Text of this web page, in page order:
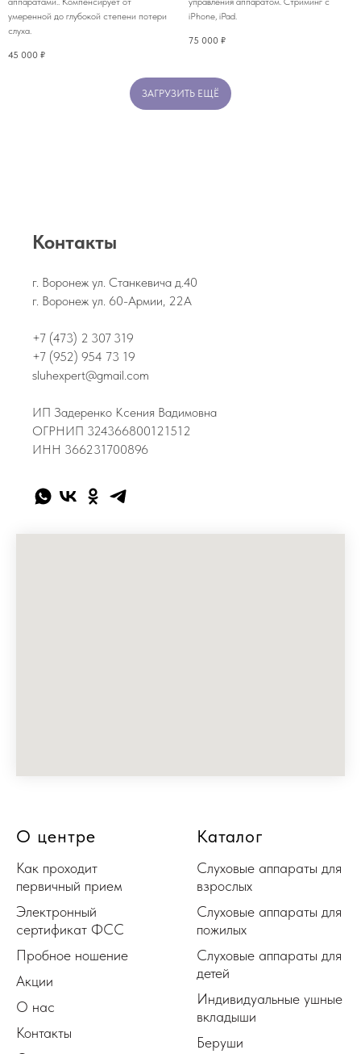
умеренной до глубокой степени потери
слуха.
45 000 ₽
iPhone, iPad.
75 000 ₽
ЗАГРУЗИТЬ ЕЩЁ
Контакты
г. Воронеж ул. Станкевича д.40
г. Воронеж ул. 60-Армии, 22А
+7 (473) 2 307 319
+7 (952) 954 73 19
sluhexpert@gmail.com
ИП Задеренко Ксения Вадимовна
ОГРНИП 324366800121512
ИНН 366231700896
О центре
Как проходит
первичный прием
Электронный
сертификат ФСС
Пробное ношение
Акции
О нас
Контакты
Каталог
Слуховые аппараты для
взрослых
Слуховые аппараты для
пожилых
Слуховые аппараты для
детей
Индивидуальные ушные
вкладыши
Беруши